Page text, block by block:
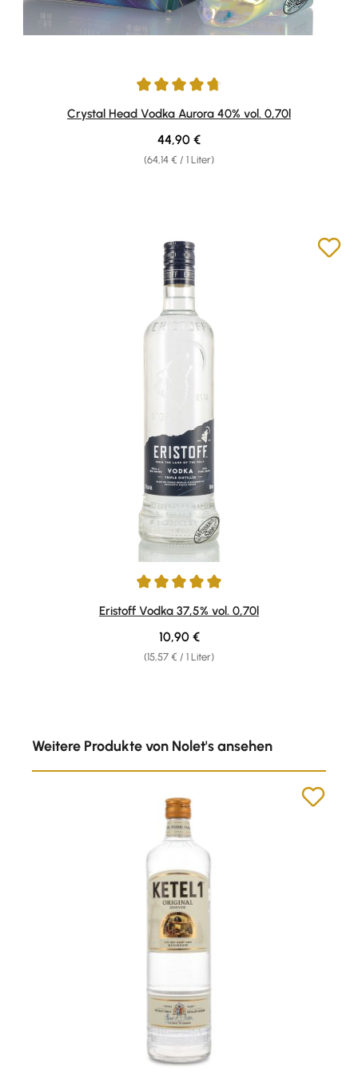
Durchschnittliche Bewertung von 4.86 von 5 Sternen
Crystal Head Vodka Aurora 40% vol. 0,70l
(64,14 € / 1 Liter)
Regulärer Preis:
44,90 €
Durchschnittliche Bewertung von 5 von 5 Sternen
Eristoff Vodka 37,5% vol. 0,70l
(15,57 € / 1 Liter)
Regulärer Preis:
10,90 €
Weitere Produkte von Nolet's ansehen